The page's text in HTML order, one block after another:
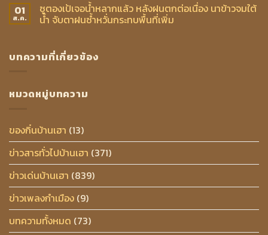
01
ส.ค.
ซูตองเป้เจอน้ำหลากแล้ว หลังฝนตกต่อเนื่อง นาข้าวจมใต้
น้ำ จับตาฝนซ้ำหวั่นกระทบพื้นที่เพิ่ม
บทความที่เกี่ยวข้อง
หมวดหมู่บทความ
ของกิ๋นบ้านเฮา (13)
ข่าวสารทั่วไปบ้านเฮา (371)
ข่าวเด่นบ้านเฮา (839)
ข่าวเพลงกำเมือง (9)
บทความทั้งหมด (73)